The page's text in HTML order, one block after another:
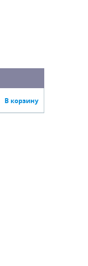
В корзину